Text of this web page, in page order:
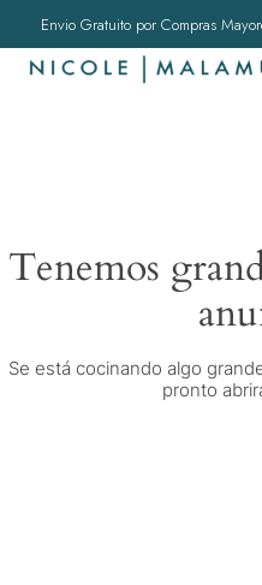
Envio Gratuito por Compras
Tenemos
Se está cocinando algo
pronto